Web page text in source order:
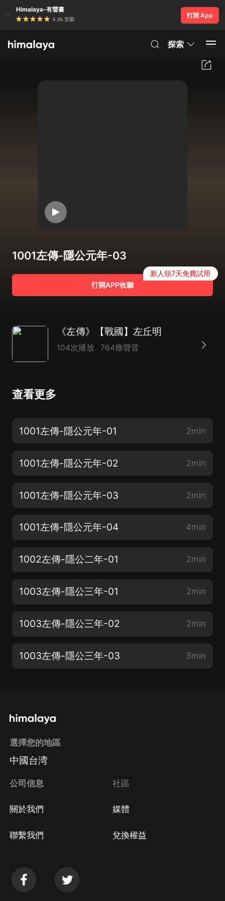
Himalaya-有聲書
4.8k 安裝
打開 App
探索
1001左傳-隱公元年-03
打開APP收聽
新人領7天免費試用
《左傳》【戰國】左丘明
104次播放 764條聲音
查看更多
1001左傳-隱公元年-01 2min
1001左傳-隱公元年-02 2min
1001左傳-隱公元年-03 2min
1001左傳-隱公元年-04 4min
1002左傳-隱公二年-01 2min
1003左傳-隱公三年-01 2min
1003左傳-隱公三年-02 2min
1003左傳-隱公三年-03 3min
選擇您的地區
中國台湾
公司信息
關於我們
聯繫我們
社區
媒體
兌換權益